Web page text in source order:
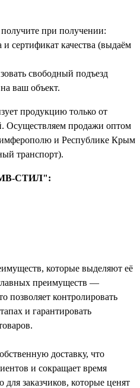
при получении:
и сертификат качества (выдаём
свободный подъезд
ваш объект.
продукцию только от
Осуществляем продажи оптом
и Республике Крым
транспорт).
СТИЛ":
которые выделяют её
преимуществ —
позволяет контролировать
и гарантировать
доставку, что
и сокращает время
заказчиков, которые ценят